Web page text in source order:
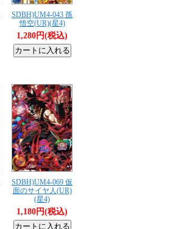
SDBH)UM4-043 孫
悟空(UR)(星4)
1,280円(税込)
SDBH)UM4-069 仮
面のサイヤ人(UR)
(星4)
1,180円(税込)